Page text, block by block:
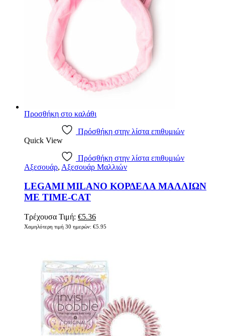
Προσθήκη στο καλάθι
Πρόσθήκη στην λίστα επιθυμιών
Quick View
Πρόσθήκη στην λίστα επιθυμιών
Αξεσουάρ, Αξεσουάρ Μαλλιών
LEGAMI MILANO ΚΟΡΔΕΛΑ ΜΑΛΛΙΩΝ
ME TIME-CAT
Τρέχουσα Τιμή: €5.36
Χαμηλότερη τιμή 30 ημερών: €5.95